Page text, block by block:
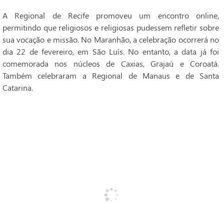
A Regional de Recife promoveu um encontro online,
permitindo que religiosos e religiosas pudessem refletir sobre
sua vocação e missão. No Maranhão, a celebração ocorrerá no
dia 22 de fevereiro, em São Luís. No entanto, a data já foi
comemorada nos núcleos de Caxias, Grajaú e Coroatá.
Também celebraram a Regional de Manaus e de Santa
Catarina.